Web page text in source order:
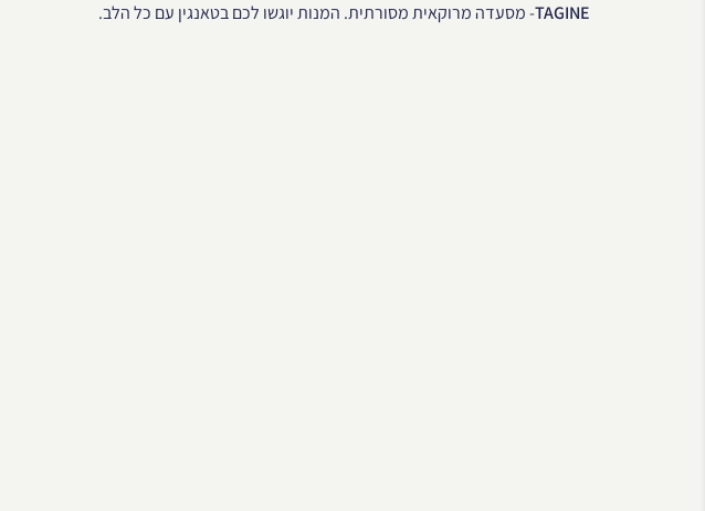
TAGINE- מסעדה מרוקאית מסורתית. המנות יוגשו לכם בטאנגין עם כל הלב.